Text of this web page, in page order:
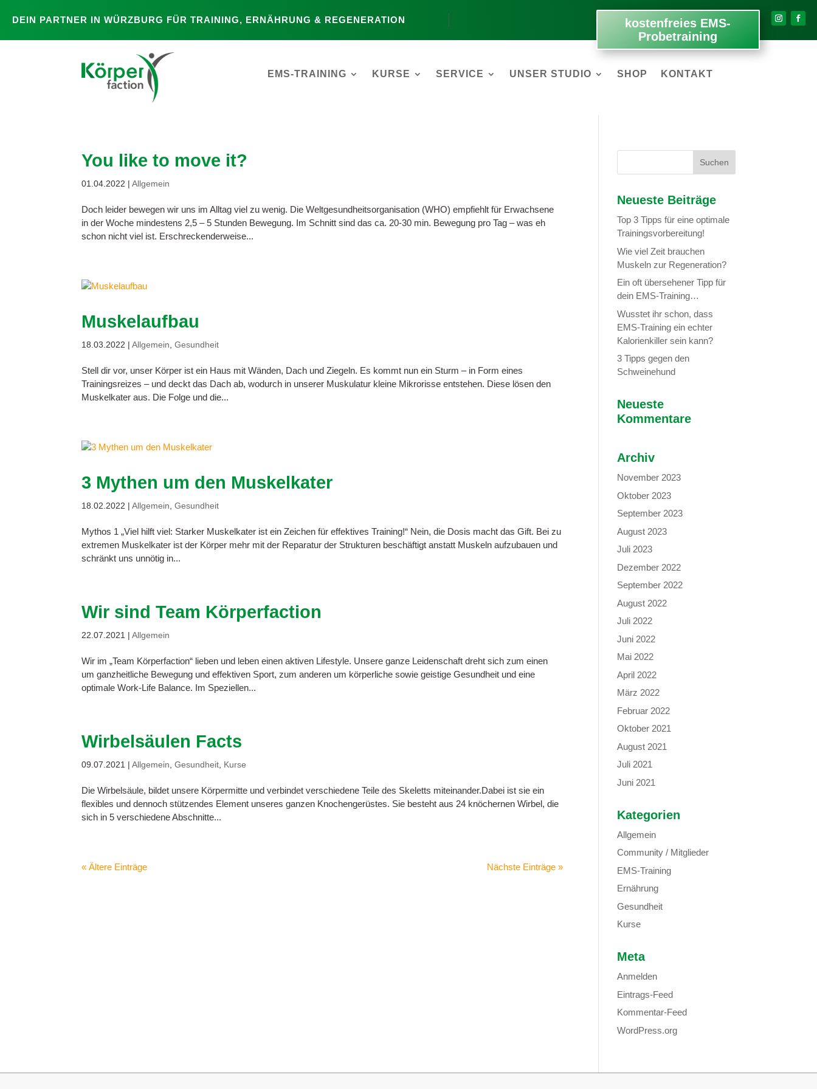
DEIN PARTNER IN WÜRZBURG FÜR TRAINING, ERNÄHRUNG & REGENERATION
kostenfreies EMS-
Probetraining
EMS-TRAINING KURSE SERVICE UNSER STUDIO SHOP KONTAKT
You like to move it?
01.04.2022 |Allgemein
Doch leider bewegen wir uns im Alltag viel zu wenig. Die Weltgesundheitsorganisation (WHO) empfiehlt für Erwachsene
in der Woche mindestens 2,5 – 5 Stunden Bewegung. Im Schnitt sind das ca. 20-30 min. Bewegung pro Tag – was eh
schon nicht viel ist. Erschreckenderweise...
Muskelaufbau
18.03.2022 |Allgemein,Gesundheit
Stell dir vor, unser Körper ist ein Haus mit Wänden, Dach und Ziegeln. Es kommt nun ein Sturm – in Form eines
Trainingsreizes – und deckt das Dach ab, wodurch in unserer Muskulatur kleine Mikrorisse entstehen. Diese lösen den
Muskelkater aus. Die Folge und die...
3 Mythen um den Muskelkater
18.02.2022 |Allgemein,Gesundheit
Mythos 1 „Viel hilft viel: Starker Muskelkater ist ein Zeichen für effektives Training!“ Nein, die Dosis macht das Gift. Bei zu
extremen Muskelkater ist der Körper mehr mit der Reparatur der Strukturen beschäftigt anstatt Muskeln aufzubauen und
schränkt uns unnötig in...
Wir sind Team Körperfaction
22.07.2021 |Allgemein
Wir im „Team Körperfaction“ lieben und leben einen aktiven Lifestyle. Unsere ganze Leidenschaft dreht sich zum einen
um ganzheitliche Bewegung und effektiven Sport, zum anderen um körperliche sowie geistige Gesundheit und eine
optimale Work-Life Balance. Im Speziellen...
Wirbelsäulen Facts
09.07.2021 |Allgemein,Gesundheit, Kurse
Die Wirbelsäule, bildet unsere Körpermitte und verbindet verschiedene Teile des Skeletts miteinander.Dabei ist sie ein
flexibles und dennoch stützendes Element unseres ganzen Knochengerüstes. Sie besteht aus 24 knöchernen Wirbel, die
sich in 5 verschiedene Abschnitte...
« Ältere Einträge Nächste Einträge »
Neueste Beiträge
Top 3 Tipps für eine optimale
Trainingsvorbereitung!
Wie viel Zeit brauchen
Muskeln zur Regeneration?
Ein oft übersehener Tipp für
dein EMS-Training…
Wusstet ihr schon, dass
EMS-Training ein echter
Kalorienkiller sein kann?
3 Tipps gegen den
Schweinehund
Neueste
Kommentare
Archiv
November 2023
Oktober 2023
September 2023
August 2023
Juli 2023
Dezember 2022
September 2022
August 2022
Juli 2022
Juni 2022
Mai 2022
April 2022
März 2022
Februar 2022
Oktober 2021
August 2021
Juli 2021
Juni 2021
Kategorien
Allgemein
Community / Mitglieder
EMS-Training
Ernährung
Gesundheit
Kurse
Meta
Anmelden
Eintrags-Feed
Kommentar-Feed
WordPress.org